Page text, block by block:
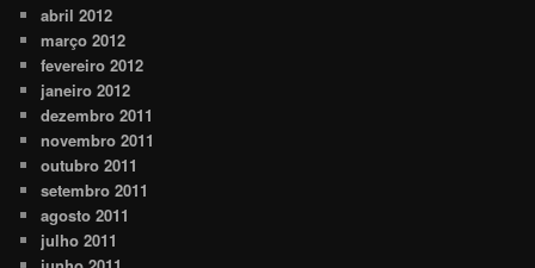
abril 2012
março 2012
fevereiro 2012
janeiro 2012
dezembro 2011
novembro 2011
outubro 2011
setembro 2011
agosto 2011
julho 2011